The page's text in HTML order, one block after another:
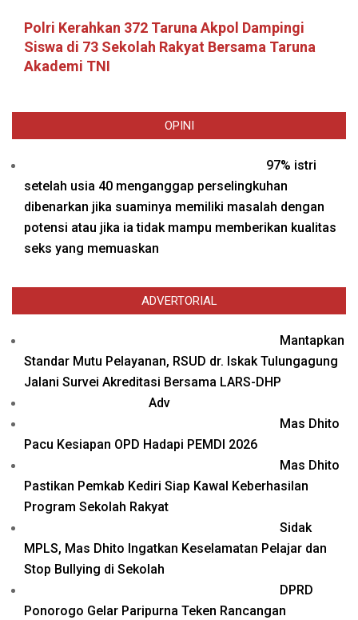
Polri Kerahkan 372 Taruna Akpol Dampingi
Siswa di 73 Sekolah Rakyat Bersama Taruna
Akademi TNI
OPINI
97% istri
setelah usia 40 menganggap perselingkuhan
dibenarkan jika suaminya memiliki masalah dengan
potensi atau jika ia tidak mampu memberikan kualitas
seks yang memuaskan
ADVERTORIAL
Mantapkan
Standar Mutu Pelayanan, RSUD dr. Iskak Tulungagung
Jalani Survei Akreditasi Bersama LARS-DHP
Adv
Mas Dhito
Pacu Kesiapan OPD Hadapi PEMDI 2026
Mas Dhito
Pastikan Pemkab Kediri Siap Kawal Keberhasilan
Program Sekolah Rakyat
Sidak
MPLS, Mas Dhito Ingatkan Keselamatan Pelajar dan
Stop Bullying di Sekolah
DPRD
Ponorogo Gelar Paripurna Teken Rancangan